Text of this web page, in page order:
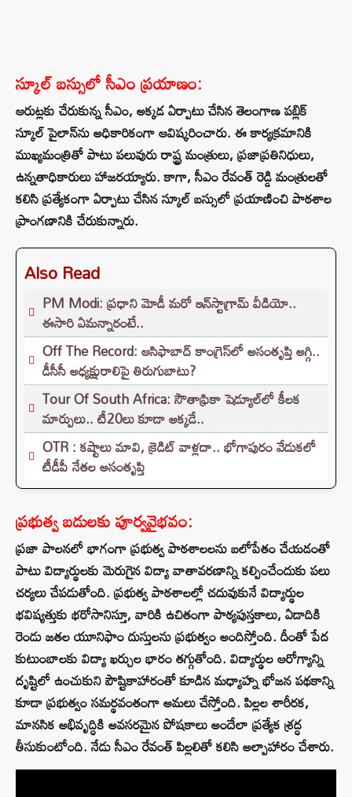
స్కూల్ బస్సులో సీఎం ప్రయాణం:
ఆరుట్లకు చేరుకున్న సీఎం, అక్కడ ఏర్పాటు చేసిన తెలంగాణ పబ్లిక్
స్కూల్ పైలాన్‌ను అధికారికంగా ఆవిష్కరించారు. ఈ కార్యక్రమానికి
ముఖ్యమంత్రితో పాటు పలువురు రాష్ట్ర మంత్రులు, ప్రజాప్రతినిధులు,
ఉన్నతాధికారులు హాజరయ్యారు. కాగా, సీఎం రేవంత్ రెడ్డి మంత్రులతో
కలిసి ప్రత్యేకంగా ఏర్పాటు చేసిన స్కూల్ బస్సులో ప్రయాణించి పాఠశాల
ప్రాంగణానికి చేరుకున్నారు.
Also Read
PM Modi: ప్రధాని మోడీ మరో ఇన్‌స్టాగ్రామ్ వీడియో..
ఈసారి ఏమన్నారంటే..
Off The Record: ఆసిఫాబాద్ కాంగ్రెస్‌లో అసంతృప్తి అగ్గి..
డీసీసీ అధ్యక్షురాలిపై తిరుగుబాటు?
Tour Of South Africa: సౌతాఫ్రికా షెడ్యూల్‌లో కీలక
మార్పులు.. టీ20లు కూడా అక్కడే..
OTR : కష్టాలు మావి, క్రెడిట్ వాళ్లదా.. భోగాపురం వేడుకలో
టీడీపీ నేతల అసంతృప్తి
ప్రభుత్వ బడులకు పూర్వవైభవం:
ప్రజా పాలనలో భాగంగా ప్రభుత్వ పాఠశాలలను బలోపేతం చేయడంతో
పాటు విద్యార్థులకు మెరుగైన విద్యా వాతావరణాన్ని కల్పించేందుకు పలు
చర్యలు చేపడుతోంది. ప్రభుత్వ పాఠశాలల్లో చదువుకునే విద్యార్థుల
భవిష్యత్తుకు భరోసానిస్తూ, వారికి ఉచితంగా పాఠ్యపుస్తకాలు, ఏడాదికి
రెండు జతల యూనిఫాం దుస్తులను ప్రభుత్వం అందిస్తోంది. దీంతో పేద
కుటుంబాలకు విద్యా ఖర్చుల భారం తగ్గుతోంది. విద్యార్థుల ఆరోగ్యాన్ని
దృష్టిలో ఉంచుకుని పౌష్టికాహారంతో కూడిన మధ్యాహ్న భోజన పథకాన్ని
కూడా ప్రభుత్వం సమర్థవంతంగా అమలు చేస్తోంది. పిల్లల శారీరక,
మానసిక అభివృద్ధికి అవసరమైన పోషకాలు అందేలా ప్రత్యేక శ్రద్ధ
తీసుకుంటోంది. నేడు సీఎం రేవంత్ పిల్లలితో కలిసి అల్పాహారం చేశారు.